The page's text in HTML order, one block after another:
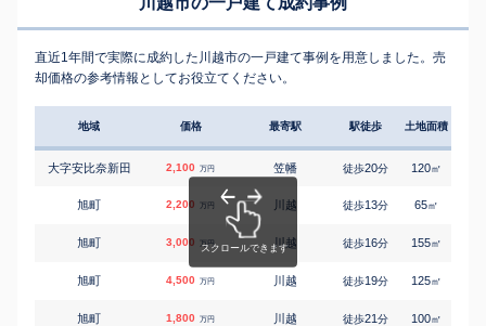
直近1年間で実際に成約した川越市の一戸建て事例を用意しました。売
却価格の参考情報としてお役立てください。
地域 価格 最寄駅 駅徒歩 土地面積
大字安比奈新田 2,100 万円 笠幡 徒歩20分 120㎡
旭町 2,200 万円 川越 徒歩13分 65㎡
旭町 3,000 万円 川越 徒歩16分 155㎡
旭町 4,500 万円 川越 徒歩19分 125㎡
旭町 1,800 万円 川越 徒歩21分 100㎡